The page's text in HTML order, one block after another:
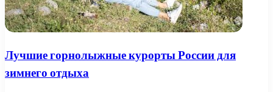
Лучшие горнолыжные курорты России для
зимнего отдыха